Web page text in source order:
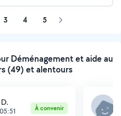
3 4 5 Page
Déménagement et aide au
(49) et alentours
À convenir